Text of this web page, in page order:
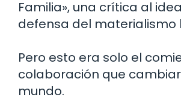
Familia», una crítica al
defensa del materialismo
Pero esto era solo el
colaboración que
mundo.